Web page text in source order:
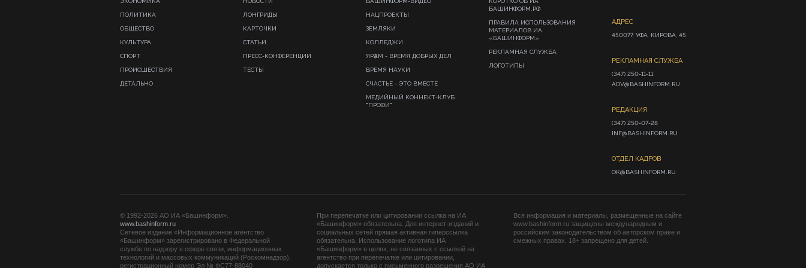
ПОЛИТИКА
ОБЩЕСТВО
КУЛЬТУРА
СПОРТ
ПРОИСШЕСТВИЯ
ДЕТАЛЬНО
ЛОНГРИДЫ
КАРТОЧКИ
СТАТЬИ
ПРЕСС-КОНФЕРЕНЦИИ
ТЕСТЫ
НАЦПРОЕКТЫ
ЗЕМЛЯКИ
КОЛЛЕДЖИ
ЯРҘАМ - ВРЕМЯ ДОБРЫХ ДЕЛ
ВРЕМЯ НАУКИ
СЧАСТЬЕ - ЭТО ВМЕСТЕ
МЕДИЙНЫЙ КОННЕКТ-КЛУБ
"ПРОФИ"
БАШИНФОРМ.РФ
ПРАВИЛА ИСПОЛЬЗОВАНИЯ
МАТЕРИАЛОВ ИА
«БАШИНФОРМ»
РЕКЛАМНАЯ СЛУЖБА
ЛОГОТИПЫ
АДРЕС
450077, УФА, КИРОВА, 45
РЕКЛАМНАЯ СЛУЖБА
(347) 250-11-11
ADV@BASHINFORM.RU
РЕДАКЦИЯ
(347) 250-07-28
INF@BASHINFORM.RU
ОТДЕЛ КАДРОВ
OK@BASHINFORM.RU
© 1992-2026 АО ИА «Башинформ».
www.bashinform.ru
Сетевое издание «Информационное агентство
«Башинформ» зарегистрировано в Федеральной
службе по надзору в сфере связи, информационных
технологий и массовых коммуникаций (Роскомнадзор),
регистрационный номер Эл № ФС77-88040
При перепечатке или цитировании ссылка на ИА
«Башинформ» обязательна. Для интернет-изданий и
социальных сетей прямая активная гиперссылка
обязательна. Использование логотипа ИА
«Башинформ» в целях, не связанных с ссылкой на
агентство при перепечатке или цитировании,
допускается только с письменного разрешения АО ИА
Вся информация и материалы, размещенные на сайте
www.bashinform.ru защищены международным и
российским законодательством об авторском праве и
смежных правах. 18+ запрещено для детей.